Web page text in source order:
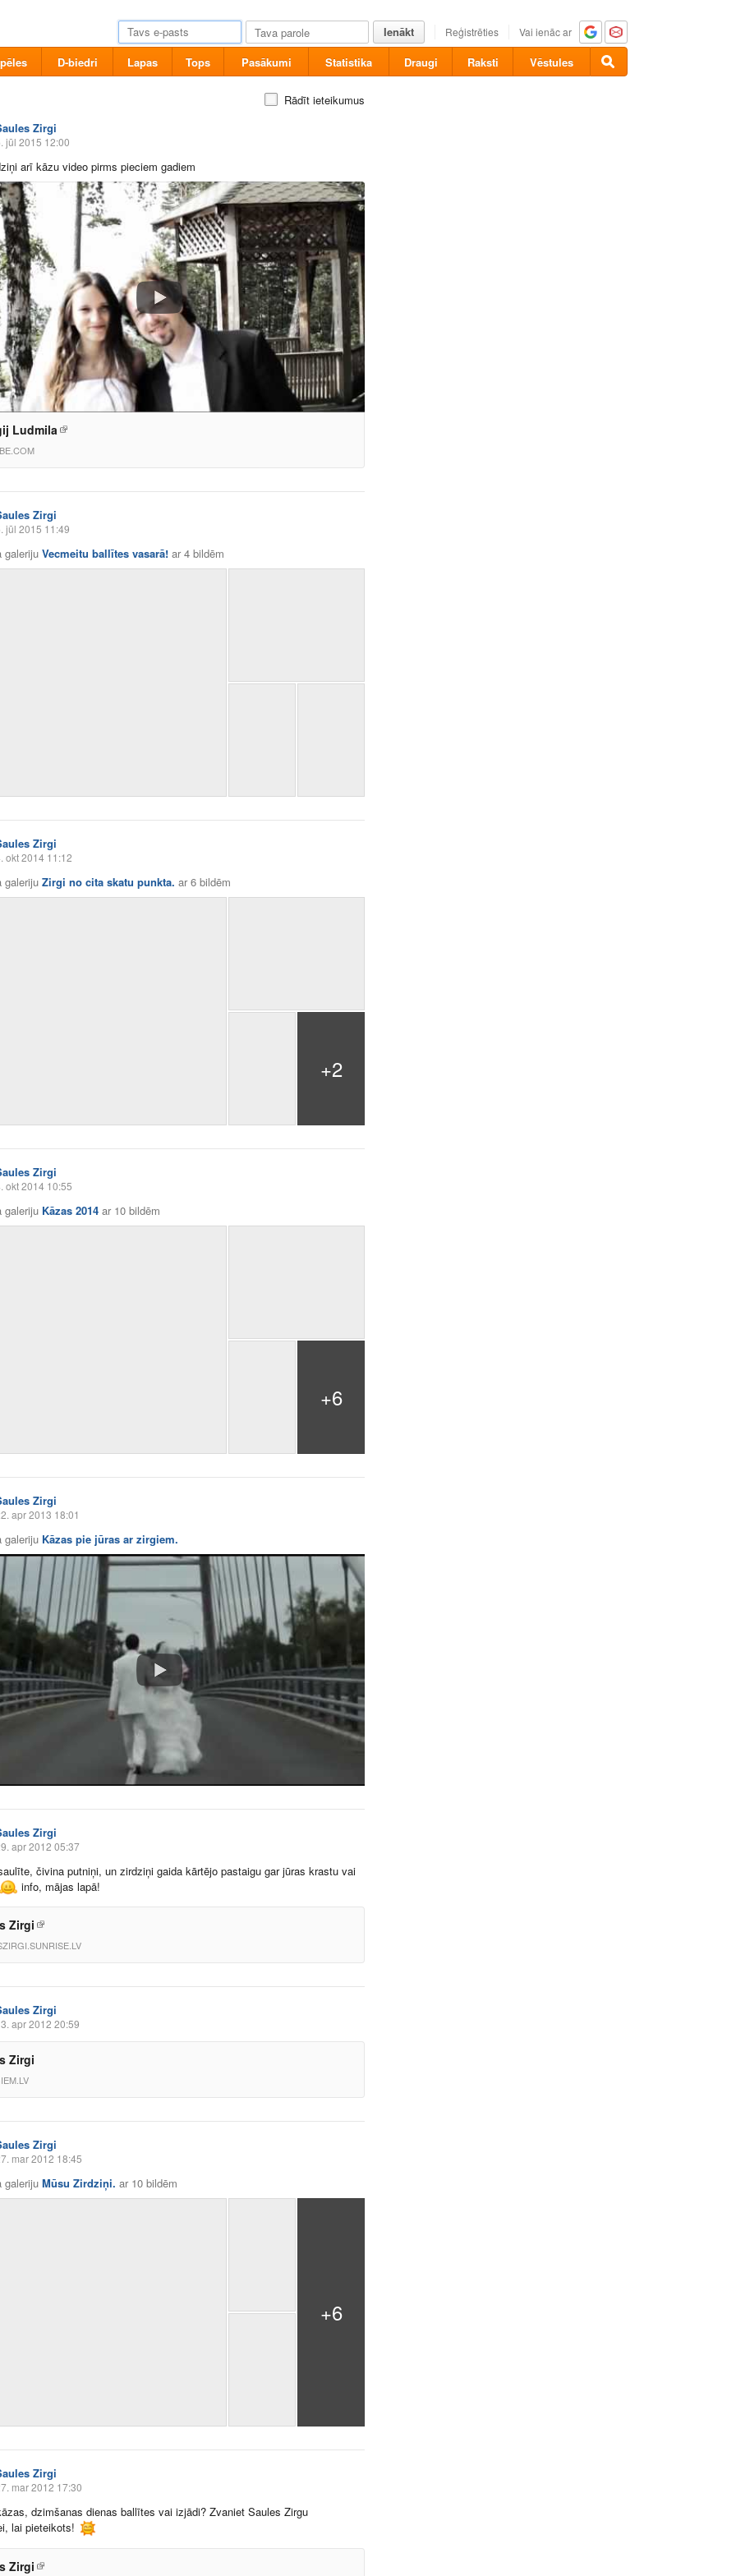
Ienākt Reģistrēties Vai ienāc ar
D-biedri Lapas Tops Pasākumi Statistika Draugi Raksti Vēstules
Rādīt ieteikumus
Zirgi
jūl 2015 12:00
arī kāzu video pirms pieciem gadiem
Ludmila
Zirgi
jūl 2015 11:49
galeriju Vecmeitu ballītes vasarā! ar4 bildēm
Zirgi
okt 2014 11:12
galeriju Zirgi no cita skatu punkta. ar6 bildēm
+2
Zirgi
okt 2014 10:55
galeriju Kāzas 2014 ar 10 bildēm
+6
Zirgi
apr 2013 18:01
galeriju Kāzas pie jūras ar zirgiem.
Zirgi
apr 2012 05:37
čivina putniņi, un zirdziņi gaida kārtējo pastaigu gar jūras krastu vai
info, mājas lapā!
Zirgi
Zirgi
apr 2012 20:59
Zirgi
Zirgi
mar 2012 18:45
galeriju Mūsu Zirdziņi. ar 10 bildēm
+6
Zirgi
mar 2012 17:30
dzimšanas dienas ballītes vai izjādi? Zvaniet Saules Zirgu
lai pieteikots!
Zirgi